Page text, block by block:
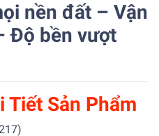
nền đất – Vận
Độ bền vượt
Tiết Sản Phẩm